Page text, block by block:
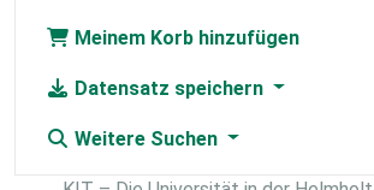
Meinem Korb hinzufügen
Datensatz speichern
Weitere Suchen